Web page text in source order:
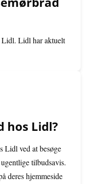
Lidl. Lidl har aktuelt
hos Lidl?
Lidl ved at besøge
tilbudsavis.
deres hjemmeside